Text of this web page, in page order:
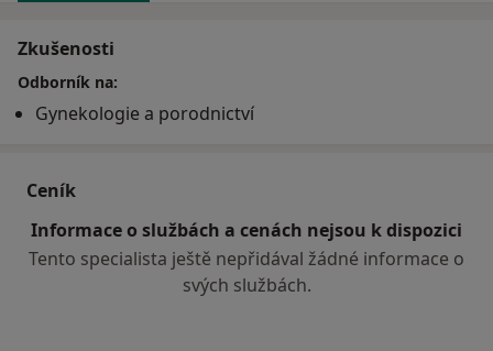
Zkušenosti
Odborník na:
Gynekologie a porodnictví
Ceník
Informace o službách a cenách nejsou k dispozici
Tento specialista ještě nepřidával žádné informace o
svých službách.